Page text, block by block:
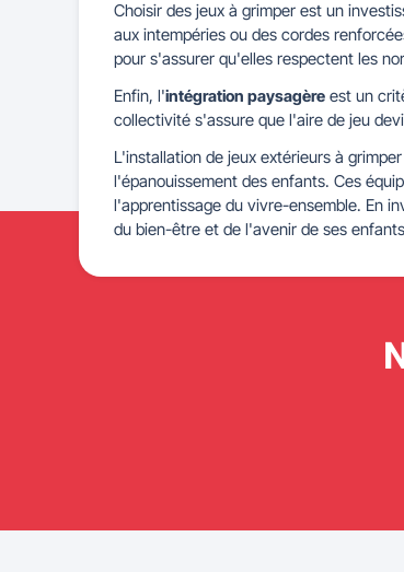
Choisir des jeux à grimper est un
aux intempéries ou des cordes
pour s'assurer qu'elles respectent les
Enfin, l'intégration paysagère est un
collectivité s'assure que l'aire de jeu
L'installation de jeux extérieurs à
l'épanouissement des enfants. Ces
l'apprentissage du vivre-ensemble. En
du bien-être et de l'avenir de ses